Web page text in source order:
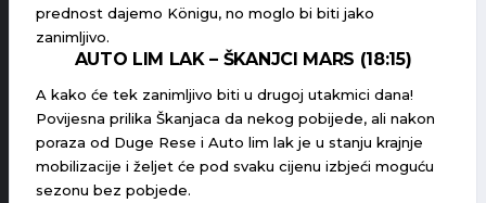
prednost dajemo Königu, no moglo bi biti jako
zanimljivo.
AUTO LIM LAK – ŠKANJCI MARS (18:15)
A kako će tek zanimljivo biti u drugoj utakmici dana!
Povijesna prilika Škanjaca da nekog pobijede, ali nakon
poraza od Duge Rese i Auto lim lak je u stanju krajnje
mobilizacije i željet će pod svaku cijenu izbjeći moguću
sezonu bez pobjede.